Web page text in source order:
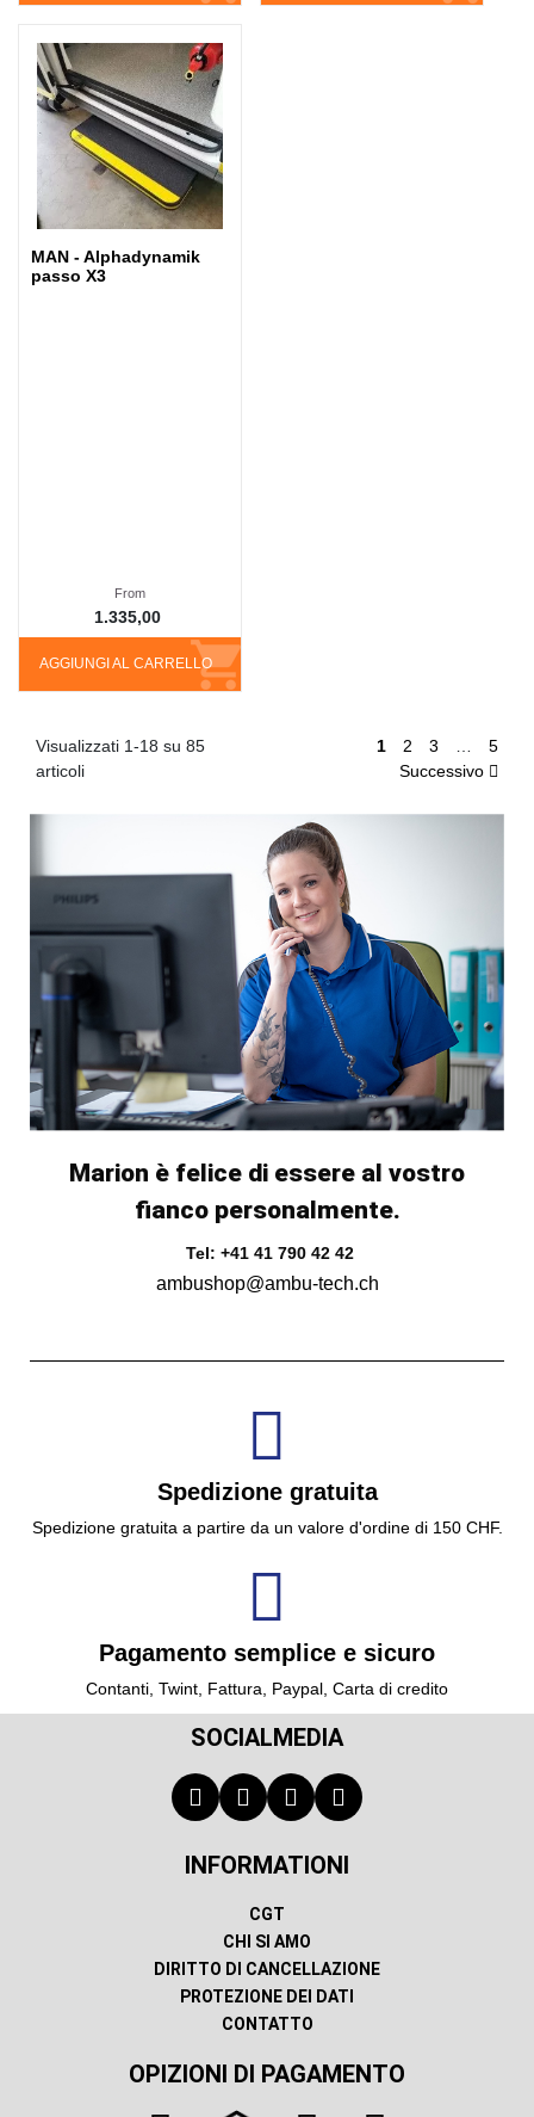
MAN - Alphadynamik
passo X3
AGGIUNGI AL CARRELLO
From
1.335,00
Visualizzati 1-18 su 85
articoli
1 2 3 …
5
Successivo
Marion è felice di essere al vostro
fianco personalmente.
Tel: +41 41 790 42 42
ambushop@ambu-tech.ch
Spedizione gratuita
Spedizione gratuita a partire da un valore d'ordine di 150 CHF.
Pagamento semplice e sicuro
Contanti, Twint, Fattura, Paypal, Carta di credito
SOCIALMEDIA
INFORMATIONI
CGT
CHI SI AMO
DIRITTO DI CANCELLAZIONE
PROTEZIONE DEI DATI
CONTATTO
OPIZIONI DI PAGAMENTO